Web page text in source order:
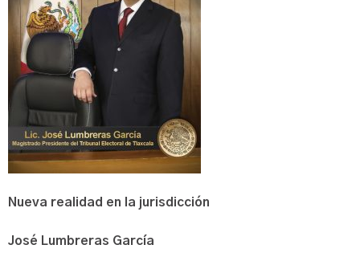
Nueva realidad en la jurisdicción
José Lumbreras García